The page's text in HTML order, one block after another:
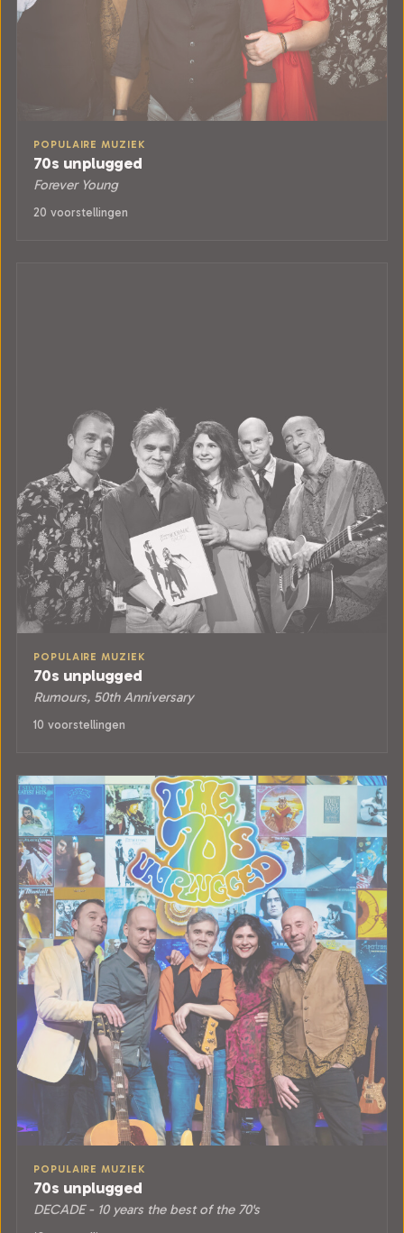
POPULAIRE MUZIEK
70s unplugged
Forever Young
20 voorstellingen
POPULAIRE MUZIEK
70s unplugged
Rumours, 50th Anniversary
10 voorstellingen
POPULAIRE MUZIEK
70s unplugged
DECADE - 10 years the best of the 70's